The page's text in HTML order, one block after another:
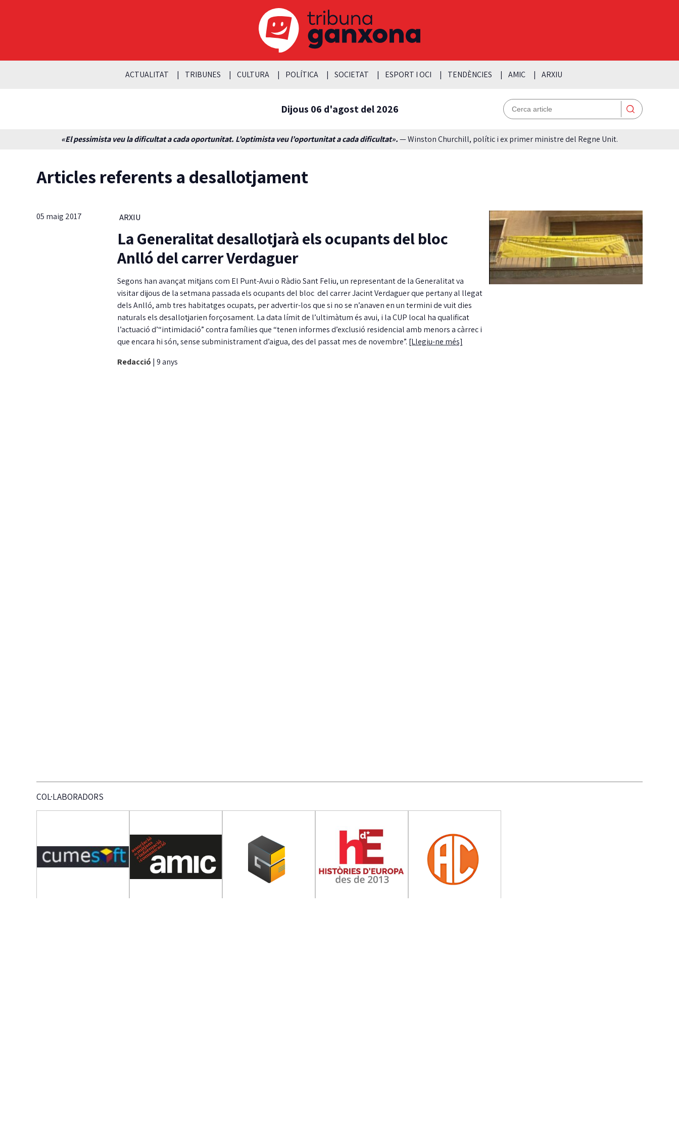
ACTUALITAT TRIBUNES CULTURA POLÍTICA SOCIETAT ESPORT I OCI TENDÈNCIES AMIC ARXIU
Dijous 06 d'agost del 2026
«El pessimista veu la dificultat a cada oportunitat. L’optimista veu l’oportunitat a cada dificultat».— Winston Churchill, polític i ex primer ministre del Regne Unit.
Articles referents a desallotjament
05 maig 2017 ARXIU
La Generalitat desallotjarà els ocupants del bloc
Anlló del carrer Verdaguer
Segons han avançat mitjans com El Punt-Avui o Ràdio Sant Feliu, un representant de la Generalitat va
visitar dijous de la setmana passada els ocupants del bloc del carrer Jacint Verdaguer que pertany al llegat
dels Anlló, amb tres habitatges ocupats, per advertir-los que si no se n’anaven en un termini de vuit dies
naturals els desallotjarien forçosament. La data límit de l’ultimàtum és avui, i la CUP local ha qualificat
l’actuació d’“intimidació” contra famílies que “tenen informes d’exclusió residencial amb menors a càrrec i
que encara hi són, sense subministrament d’aigua, des del passat mes de novembre”. [Llegiu-ne més]
Redacció | 9 anys
COL·LABORADORS